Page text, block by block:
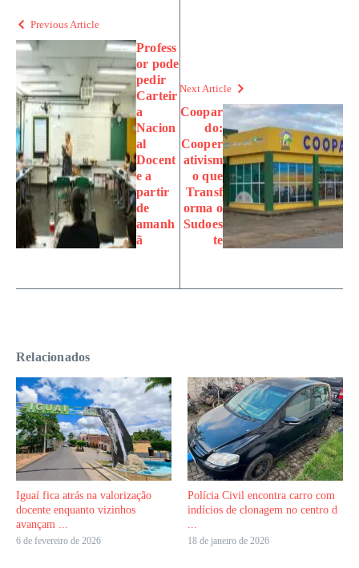
Previous Article
Profess
or pode
pedir
Carteir
a
Nacion
al
Docent
e a
partir
de
amanh
ã
Next Article
Coopar
do:
Cooper
ativism
o que
Transf
orma o
Sudoes
te
Relacionados
Iguaí fica atrás na valorização
docente enquanto vizinhos
avançam ...
6 de fevereiro de 2026
Polícia Civil encontra carro com
indícios de clonagem no centro d
...
18 de janeiro de 2026